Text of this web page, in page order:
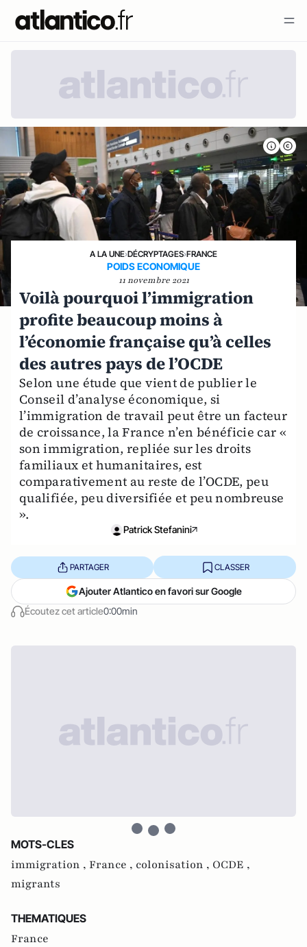
A LA UNE›DÉCRYPTAGES›FRANCE
POIDS ECONOMIQUE
11 novembre 2021
Voilà pourquoi l’immigration
profite beaucoup moins à
l’économie française qu’à celles
des autres pays de l’OCDE
Selon une étude que vient de publier le
Conseil d’analyse économique, si
l’immigration de travail peut être un facteur
de croissance, la France n’en bénéficie car «
son immigration, repliée sur les droits
familiaux et humanitaires, est
comparativement au reste de l’OCDE, peu
qualifiée, peu diversifiée et peu nombreuse
».
Patrick Stefanini
Écoutez cet article0:00min
PARTAGER CLASSER
Ajouter Atlantico en favori sur Google
MOTS-CLES
immigration , France , colonisation , OCDE ,
migrants
THEMATIQUES
France